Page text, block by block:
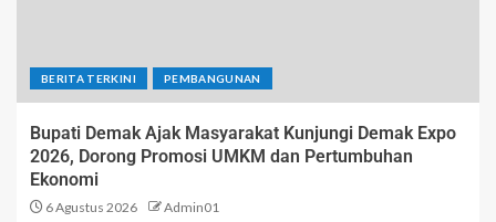
BERITA TERKINI PEMBANGUNAN
Bupati Demak Ajak Masyarakat Kunjungi Demak Expo
2026, Dorong Promosi UMKM dan Pertumbuhan
Ekonomi
6 Agustus 2026 Admin01